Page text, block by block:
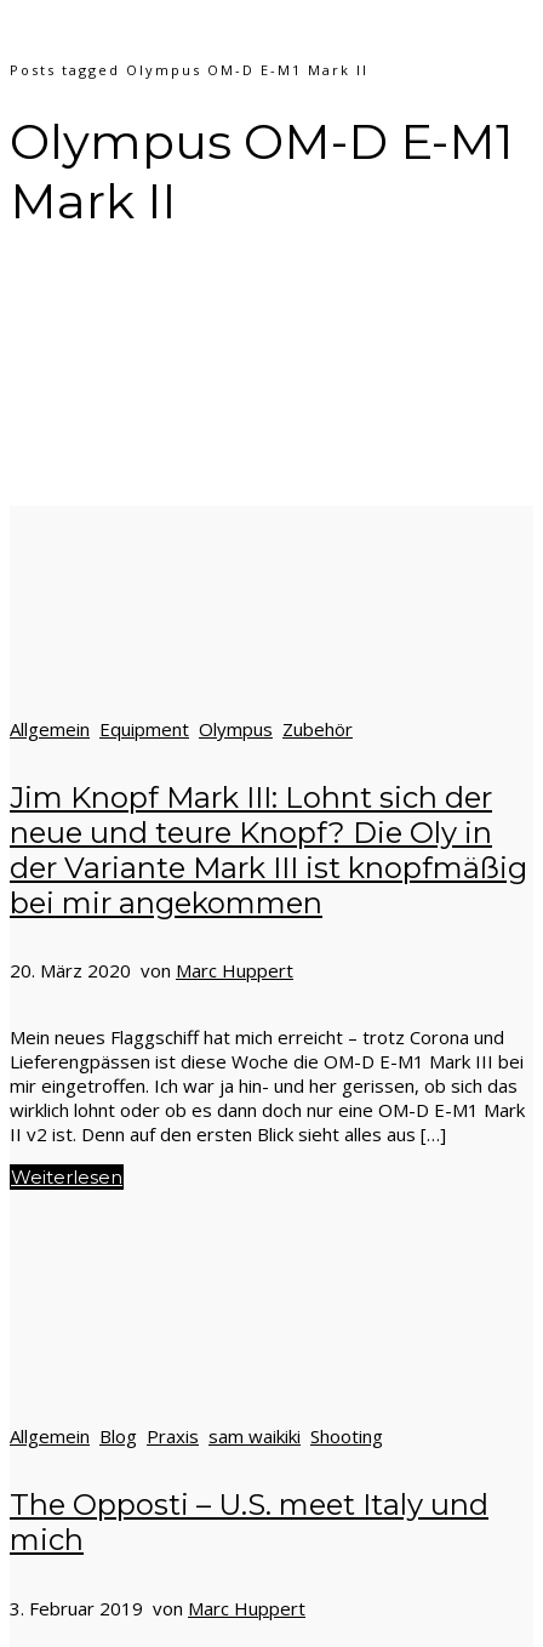
Posts tagged Olympus OM-D E-M1 Mark II
Olympus OM-D E-M1
Mark II
Allgemein Equipment Olympus Zubehör
Jim Knopf Mark III: Lohnt sich der
neue und teure Knopf? Die Oly in
der Variante Mark III ist knopfmäßig
bei mir angekommen
20. März 2020 von Marc Huppert
Mein neues Flaggschiff hat mich erreicht – trotz Corona und
Lieferengpässen ist diese Woche die OM-D E-M1 Mark III bei
mir eingetroffen. Ich war ja hin- und her gerissen, ob sich das
wirklich lohnt oder ob es dann doch nur eine OM-D E-M1 Mark
II v2 ist. Denn auf den ersten Blick sieht alles aus […]
Weiterlesen
Allgemein Blog Praxis sam waikiki Shooting
The Opposti – U.S. meet Italy und
mich
3. Februar 2019 von Marc Huppert